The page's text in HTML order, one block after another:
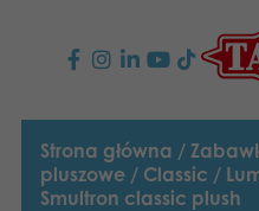
PRODUKTY
Gry dla dzieci
AKTUALNOŚCI
Strona główna /
pluszowe / Classic /
Smultron classic plush